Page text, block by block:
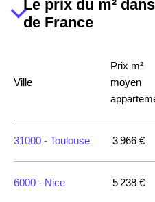
Le prix du m²
de France
Ville
Prix m²
moyen
31000 - Toulouse 3 966 €
6000 - Nice 5 238 €